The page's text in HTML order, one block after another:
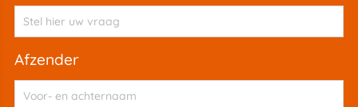
afzender